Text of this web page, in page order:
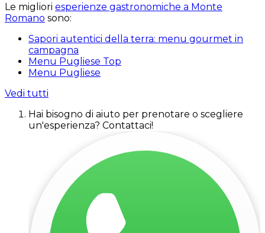
Le migliori esperienze gastronomiche a Monte
Romano sono:
Sapori autentici della terra: menu gourmet in
campagna
Menu Pugliese Top
Menu Pugliese
Vedi tutti
Hai bisogno di aiuto per prenotare o scegliere
un'esperienza? Contattaci!